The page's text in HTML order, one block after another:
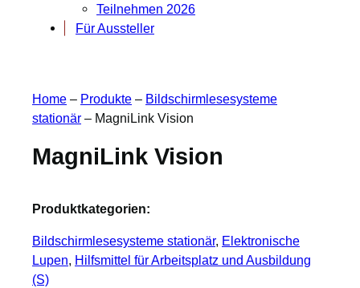
Teilnehmen 2026
Für Aussteller
Home – Produkte – Bildschirmlesesysteme
stationär – MagniLink Vision
MagniLink Vision
Produktkategorien:
Bildschirmlesesysteme stationär, Elektronische
Lupen, Hilfsmittel für Arbeitsplatz und Ausbildung
(S)